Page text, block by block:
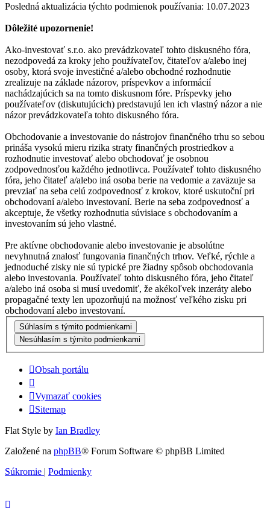
Posledná aktualizácia týchto podmienok používania: 10.07.2023
Dôležité upozornenie!
Ako-investovať s.r.o. ako prevádzkovateľ tohto diskusného fóra,
nezodpovedá za kroky jeho používateľov, čitateľov a/alebo inej
osoby, ktorá svoje investičné a/alebo obchodné rozhodnutie
zrealizuje na základe názorov, príspevkov a informácií
nachádzajúcich sa na tomto diskusnom fóre. Príspevky jeho
používateľov (diskutujúcich) predstavujú len ich vlastný názor a nie
názor prevádzkovateľa tohto diskusného fóra.
Obchodovanie a investovanie do nástrojov finančného trhu so sebou
prináša vysokú mieru rizika straty finančných prostriedkov a
rozhodnutie investovať alebo obchodovať je osobnou
zodpovednosťou každého jednotlivca. Používateľ tohto diskusného
fóra, jeho čitateľ a/alebo iná osoba berie na vedomie a zaväzuje sa
prevziať na seba celú zodpovednosť z krokov, ktoré uskutoční pri
obchodovaní a/alebo investovaní. Berie na seba zodpovednosť a
akceptuje, že všetky rozhodnutia súvisiace s obchodovaním a
investovaním sú jeho vlastné.
Pre aktívne obchodovanie alebo investovanie je absolútne
nevyhnutná znalosť fungovania finančných trhov. Veľké, rýchle a
jednoduché zisky nie sú typické pre žiadny spôsob obchodovania
alebo investovania. Používateľ tohto diskusného fóra, jeho čitateľ
a/alebo iná osoba si musí uvedomiť, že akékoľvek inzeráty alebo
propagačné texty len upozorňujú na možnosť veľkého zisku pri
obchodovaní alebo investovaní.
Obsah portálu
Vymazať cookies
Sitemap
Flat Style by Ian Bradley
Založené na phpBB® Forum Software © phpBB Limited
Súkromie | Podmienky